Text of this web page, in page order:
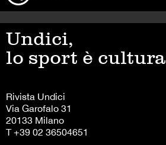
Undici,
lo sport è cultura
Rivista Undici
Via Garofalo 31
20133 Milano
T +39 02 36504651